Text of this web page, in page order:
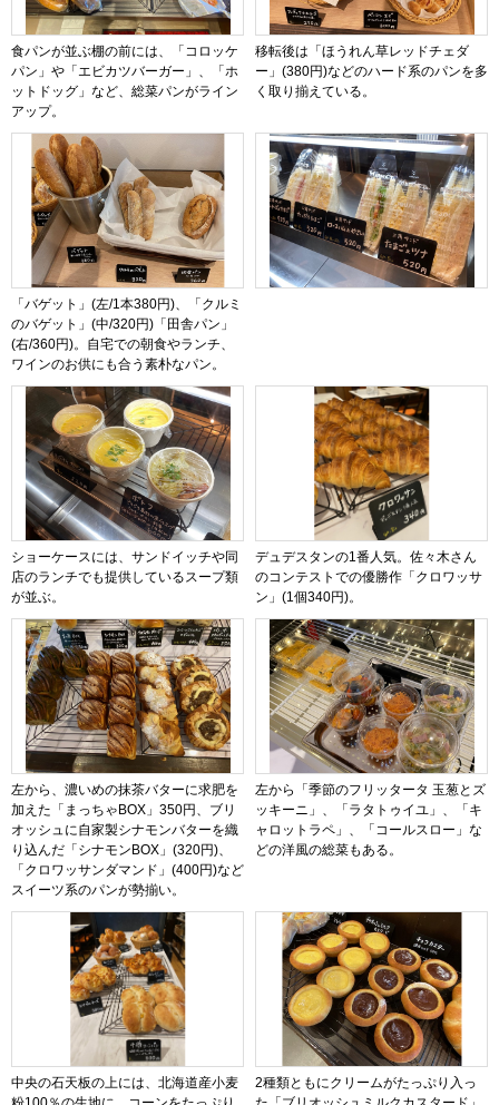
食パンが並ぶ棚の前には、「コロッケ
パン」や「エビカツバーガー」、「ホ
ットドッグ」など、総菜パンがライン
アップ。
移転後は「ほうれん草レッドチェダ
ー」(380円)などのハード系のパンを多
く取り揃えている。
「バゲット」(左/1本380円)、「クルミ
のバゲット」(中/320円)「田舎パン」
(右/360円)。自宅での朝食やランチ、
ワインのお供にも合う素朴なパン。
ショーケースには、サンドイッチや同
店のランチでも提供しているスープ類
が並ぶ。
デュデスタンの1番人気。佐々木さん
のコンテストでの優勝作「クロワッサ
ン」(1個340円)。
左から、濃いめの抹茶バターに求肥を
加えた「まっちゃBOX」350円、ブリ
オッシュに自家製シナモンバターを織
り込んだ「シナモンBOX」(320円)、
「クロワッサンダマンド」(400円)など
スイーツ系のパンが勢揃い。
左から「季節のフリッタータ 玉葱とズ
ッキーニ」、「ラタトゥイユ」、「キ
ャロットラペ」、「コールスロー」な
どの洋風の総菜もある。
中央の石天板の上には、北海道産小麦
2種類ともにクリームがたっぷり入っ